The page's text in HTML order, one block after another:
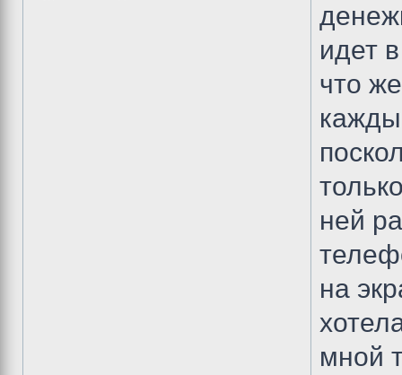
идет
что
ней
на
мной